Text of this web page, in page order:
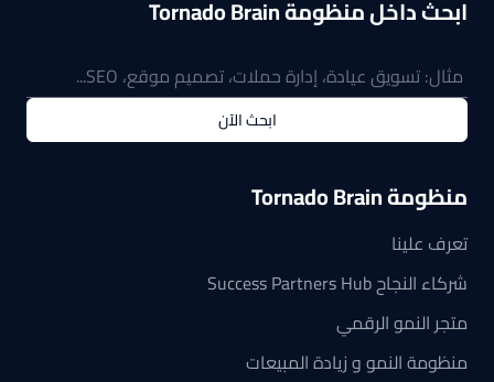
ابحث داخل منظومة Tornado Brain
ابحث الآن
منظومة Tornado Brain
تعرف علينا
شركاء النجاح Success Partners Hub
متجر النمو الرقمي
منظومة النمو و زيادة المبيعات